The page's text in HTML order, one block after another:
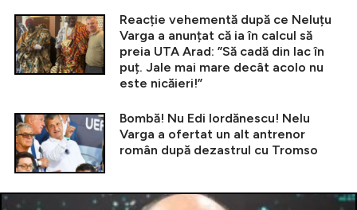
Reacție vehementă după ce Neluțu
Varga a anunțat că ia în calcul să
preia UTA Arad: ”Să cadă din lac în
puț. Jale mai mare decât acolo nu
este nicăieri!”
Bombă! Nu Edi Iordănescu! Nelu
Varga a ofertat un alt antrenor
român după dezastrul cu Tromso